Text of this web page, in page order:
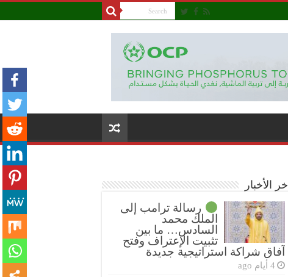
أخر الأخبار
رسالة ترامب إلى
الملك محمد
السادس… ما بين
تثبيت الإعتراف وفتح
آفاق شراكة استراتيجية جديدة
4 أيام ago